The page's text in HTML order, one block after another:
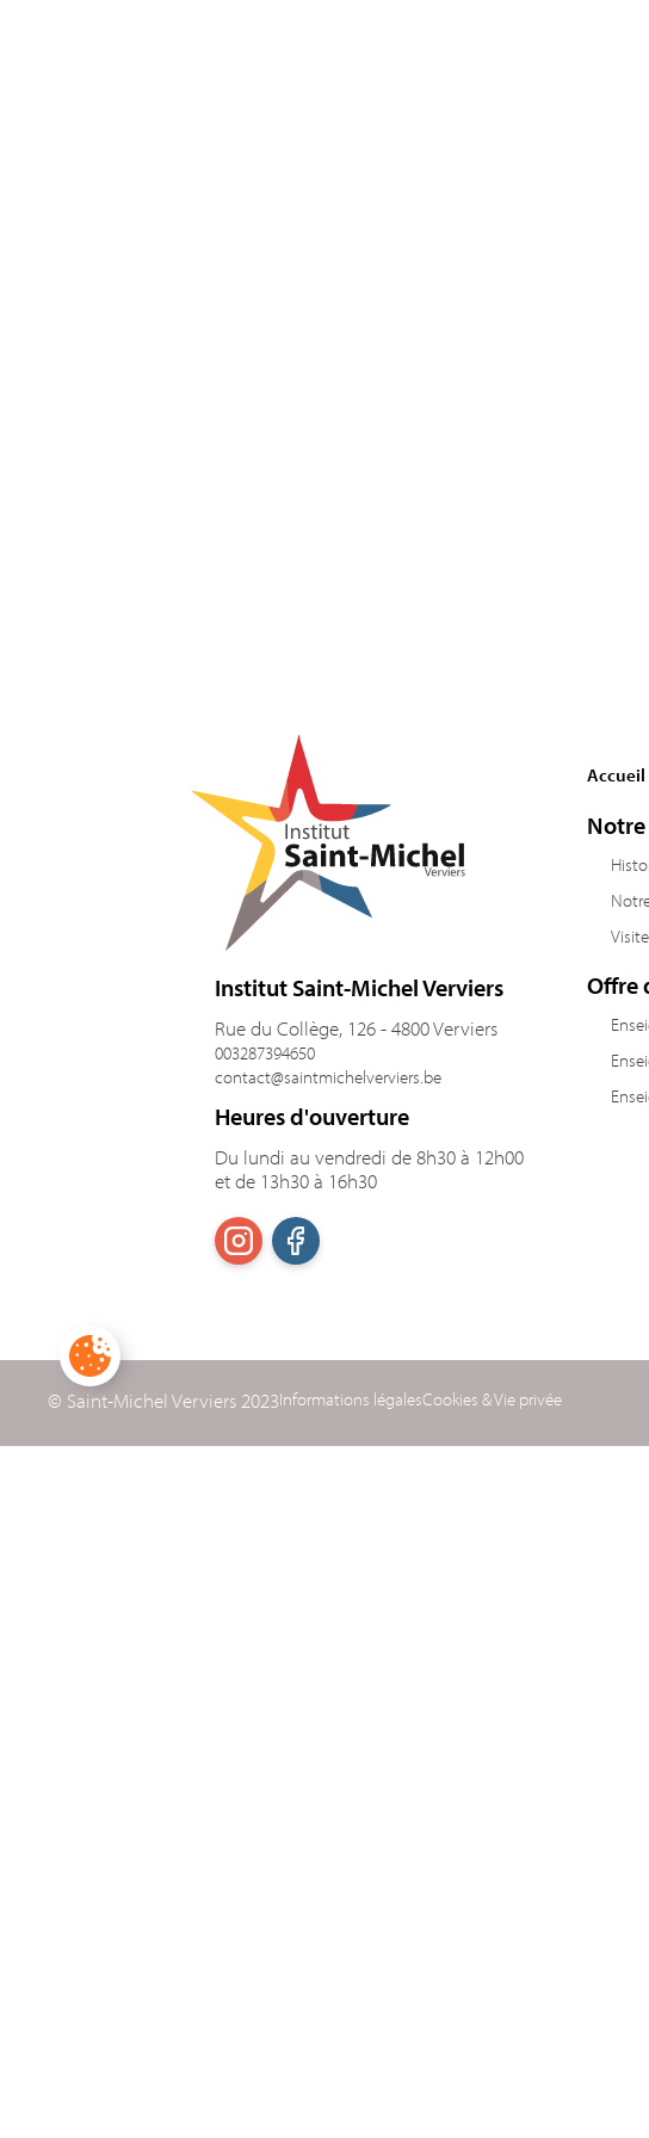
Institut Saint-Michel Verviers
Rue du Collège, 126 - 4800 Verviers
003287394650
contact@saintmichelverviers.be
Heures d'ouverture
Du lundi au vendredi de 8h30 à 12h00
et de 13h30 à 16h30
Accueil
Offre
© Saint-Michel Verviers 2023Informations légalesCookies & Vie privée